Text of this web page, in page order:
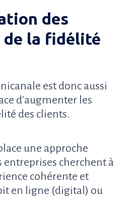
des
de la fidélité
est donc aussi
d'augmenter les
des clients.
une approche
entreprises cherchent à
cohérente et
en ligne (digital) ou